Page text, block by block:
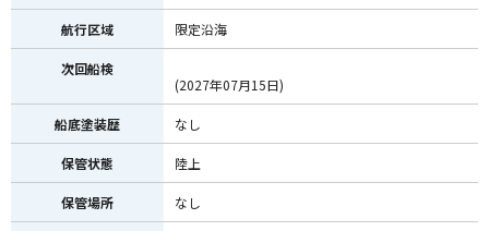
航行区域 限定沿海
次回船検
(2027年07月15日)
船底塗装歴 なし
保管状態 陸上
保管場所 なし